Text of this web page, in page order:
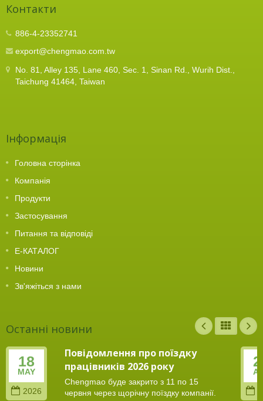
Контакти
886-4-23352741
export@chengmao.com.tw
No. 81, Alley 135, Lane 460, Sec. 1, Sinan Rd., Wurih Dist.,
Taichung 41464, Taiwan
Інформація
Головна сторінка
Компанія
Продукти
Застосування
Питання та відповіді
Е-КАТАЛОГ
Новини
Зв'яжіться з нами
Останні новини
18
MAY
2026
Повідомлення про поїздку
працівників 2026 року
Chengmao буде закрито з 11 по 15
червня через щорічну поїздку компанії.